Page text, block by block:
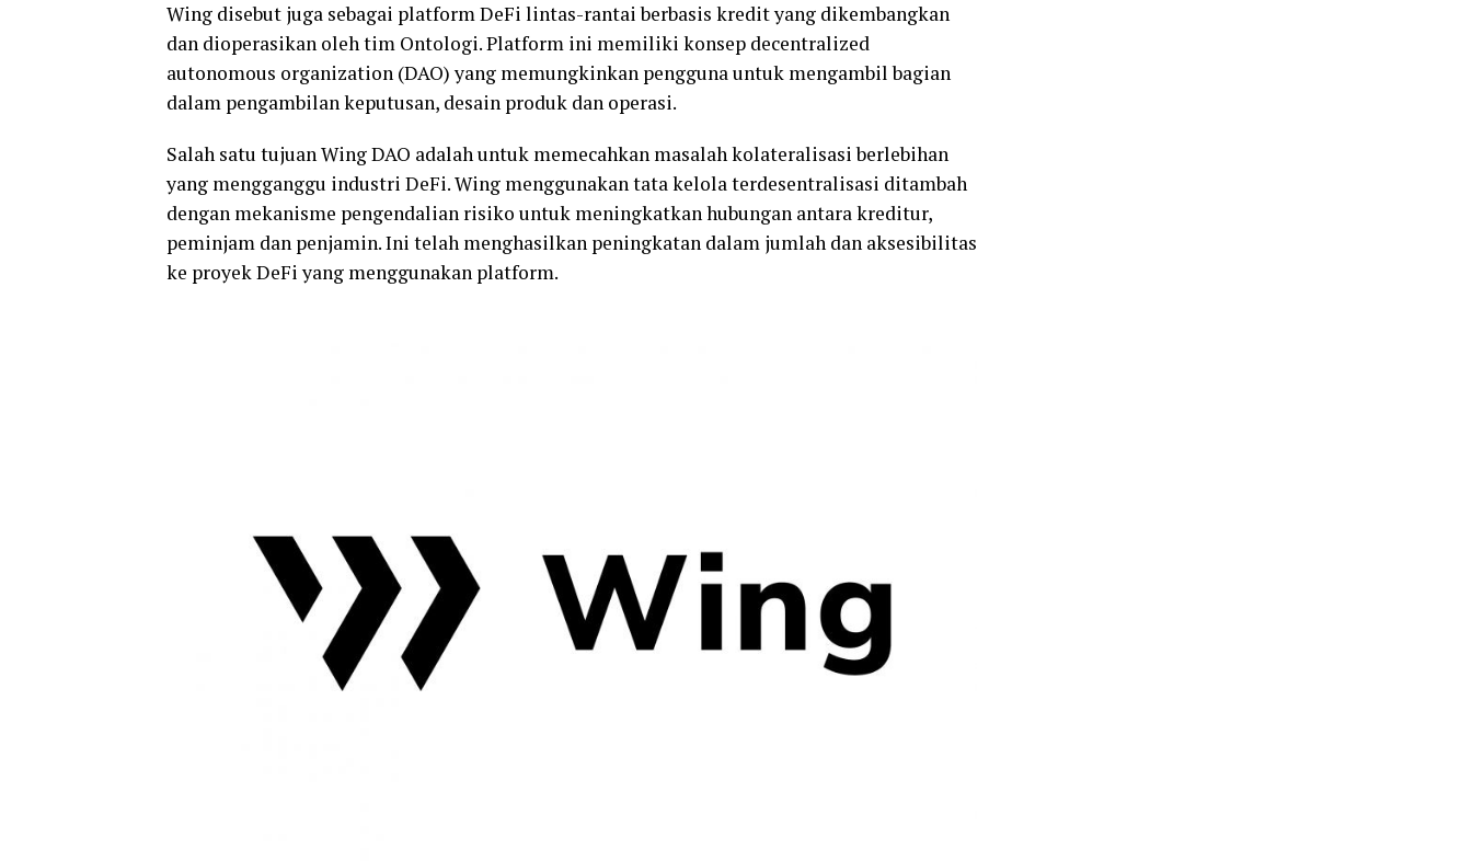
Wing disebut juga sebagai platform DeFi lintas-rantai berbasis kredit yang dikembangkan
dan dioperasikan oleh tim Ontologi. Platform ini memiliki konsep decentralized
autonomous organization (DAO) yang memungkinkan pengguna untuk mengambil bagian
dalam pengambilan keputusan, desain produk dan operasi.
Salah satu tujuan Wing DAO adalah untuk memecahkan masalah kolateralisasi berlebihan
yang mengganggu industri DeFi. Wing menggunakan tata kelola terdesentralisasi ditambah
dengan mekanisme pengendalian risiko untuk meningkatkan hubungan antara kreditur,
peminjam dan penjamin. Ini telah menghasilkan peningkatan dalam jumlah dan aksesibilitas
ke proyek DeFi yang menggunakan platform.